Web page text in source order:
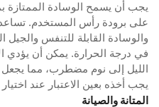
يجب أن يسمح الوسادة الممتازة
على برودة رأس المستخدم.
والوسادة القابلة للتنفس
في درجة الحرارة. يمكن أن يؤدي
الليل إلى نوم مضطرب، مما يجعل
يجب أخذه بعين الاعتبار عند
المتانة والصيانة